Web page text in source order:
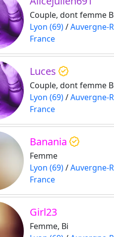
Couple, dont femme
Lyon (69)/Auvergne-
France
Luces
Couple, dont femme
Lyon (69)/Auvergne-
France
Banania
Femme
Lyon (69)/Auvergne-
France
Girl23
Femme, Bi